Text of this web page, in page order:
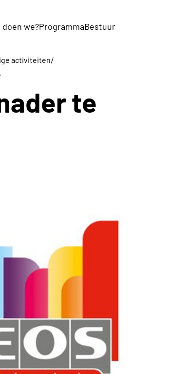
doen we?ProgrammaBestuur
activiteiten/
te